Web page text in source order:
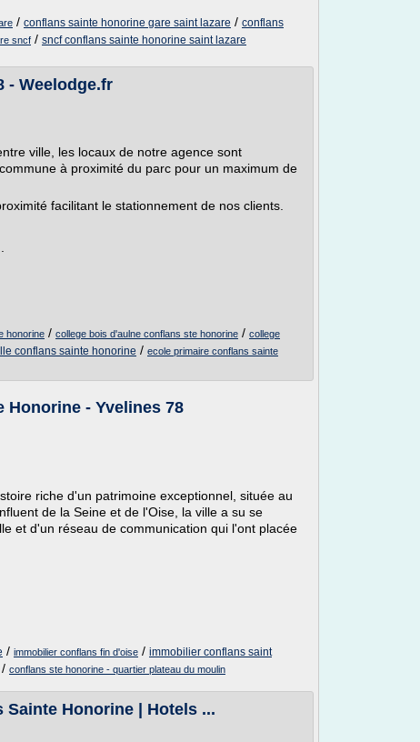
/ conflans sainte honorine gare saint lazare / conflans
sncf / sncf conflans sainte honorine saint lazare
- Weelodge.fr
ville, les locaux de notre agence sont
à proximité du parc pour un maximum de
facilitant le stationnement de nos clients.
honorine / college bois d'aulne conflans ste honorine / college
conflans sainte honorine / ecole primaire conflans sainte
Honorine - Yvelines 78
riche d'un patrimoine exceptionnel, située au
de la Seine et de l'Oise, la ville a su se
et d'un réseau de communication qui l'ont placée
/ immobilier conflans fin d'oise / immobilier conflans saint
/ conflans ste honorine - quartier plateau du moulin
Sainte Honorine | Hotels ...